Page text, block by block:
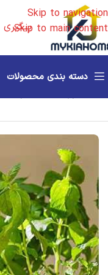
Skip to navigation
Skip to main content
دسته بندی محصولات